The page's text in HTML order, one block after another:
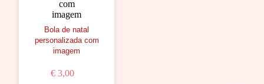
Bola de natal
personalizada com
imagem
€ 3,00